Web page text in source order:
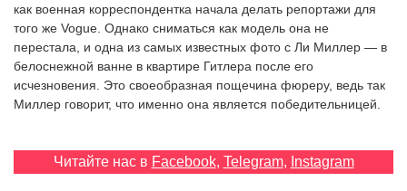
как военная корреспондентка начала делать репортажи для
того же Vogue. Однако сниматься как модель она не
перестала, и одна из самых известных фото с Ли Миллер — в
белоснежной ванне в квартире Гитлера после его
исчезновения. Это своеобразная пощечина фюреру, ведь так
Миллер говорит, что именно она является победительницей.
Читайте нас в Facebook, Telegram, Instagram